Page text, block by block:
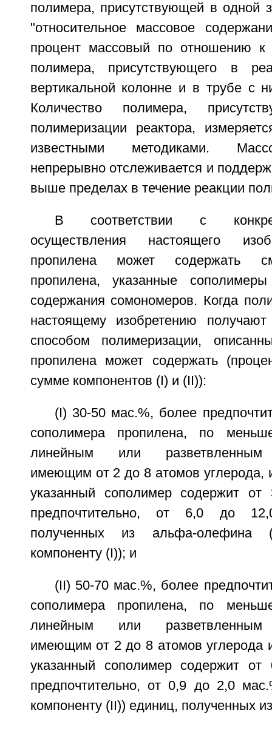
полимера, присутствующей в одной
"относительное массовое
процент массовый по отношению к
полимера, присутствующего в
вертикальной колонне и в трубе с
Количество полимера,
полимеризации реактора,
известными методиками.
непрерывно отслеживается и
выше пределах в течение реакции
В соответствии с
осуществления настоящего
пропилена может содержать
пропилена, указанные
содержания сомономеров. Когда
настоящему изобретению
способом полимеризации,
пропилена может содержать
сумме компонентов (I) и (II)):
(I) 30-50 мас.%, более
сополимера пропилена, по
линейным или разветвленным
имеющим от 2 до 8 атомов углерода,
указанный сополимер содержит
предпочтительно, от 6,0 до
полученных из альфа-
компоненту (I)); и
(II) 50-70 мас.%, более
сополимера пропилена, по
линейным или разветвленным
имеющим от 2 до 8 атомов углерода
указанный сополимер содержит
предпочтительно, от 0,9 до 2,0
компоненту (II)) единиц, полученных